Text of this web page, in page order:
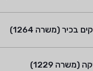
(משרה 1264)
1229)